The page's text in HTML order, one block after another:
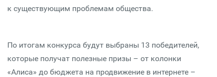
к существующим проблемам общества.
По итогам конкурса будут выбраны 13 победителей,
которые получат полезные призы – от колонки
«Алиса» до бюджета на продвижение в интернете –